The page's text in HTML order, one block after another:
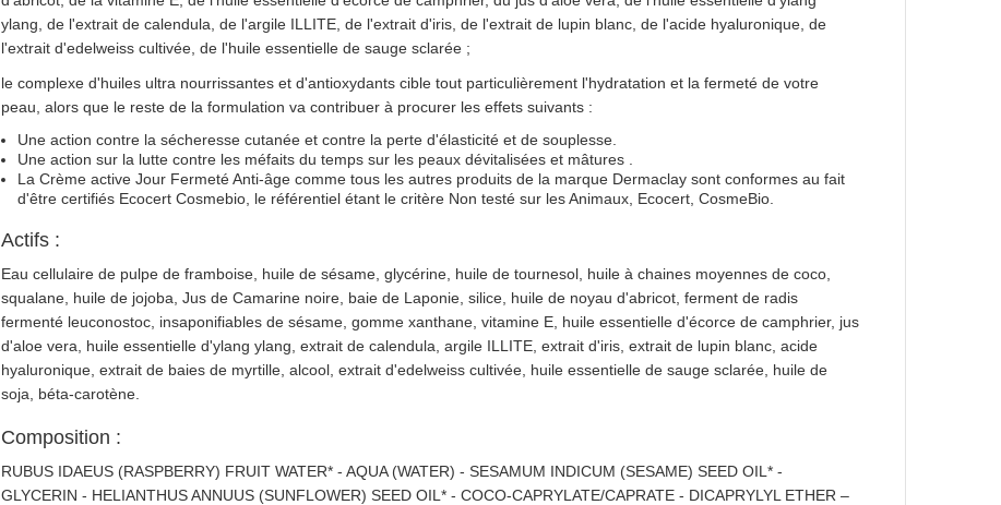
ylang, de l'extrait de calendula, de l'argile ILLITE, de l'extrait d'iris, de l'extrait de lupin blanc, de l'acide hyaluronique, de
l'extrait d'edelweiss cultivée, de l'huile essentielle de sauge sclarée ;
le complexe d'huiles ultra nourrissantes et d'antioxydants cible tout particulièrement l'hydratation et la fermeté de votre
peau, alors que le reste de la formulation va contribuer à procurer les effets suivants :
Une action contre la sécheresse cutanée et contre la perte d'élasticité et de souplesse.
Une action sur la lutte contre les méfaits du temps sur les peaux dévitalisées et mâtures .
La Crème active Jour Fermeté Anti-âge comme tous les autres produits de la marque Dermaclay sont conformes au fait
d'être certifiés Ecocert Cosmebio, le référentiel étant le critère Non testé sur les Animaux, Ecocert, CosmeBio.
Actifs :
Eau cellulaire de pulpe de framboise, huile de sésame, glycérine, huile de tournesol, huile à chaines moyennes de coco,
squalane, huile de jojoba, Jus de Camarine noire, baie de Laponie, silice, huile de noyau d'abricot, ferment de radis
fermenté leuconostoc, insaponifiables de sésame, gomme xanthane, vitamine E, huile essentielle d'écorce de camphrier, jus
d'aloe vera, huile essentielle d'ylang ylang, extrait de calendula, argile ILLITE, extrait d'iris, extrait de lupin blanc, acide
hyaluronique, extrait de baies de myrtille, alcool, extrait d'edelweiss cultivée, huile essentielle de sauge sclarée, huile de
soja, béta-carotène.
Composition :
RUBUS IDAEUS (RASPBERRY) FRUIT WATER* - AQUA (WATER) - SESAMUM INDICUM (SESAME) SEED OIL* -
GLYCERIN - HELIANTHUS ANNUUS (SUNFLOWER) SEED OIL* - COCO-CAPRYLATE/CAPRATE - DICAPRYLYL ETHER –